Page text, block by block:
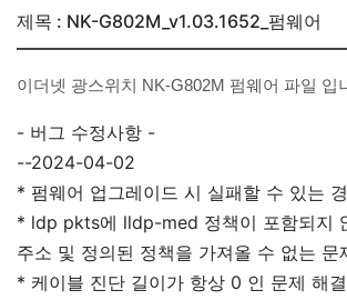
제목 : NK-G802M_v1.03.1652_펌웨어
이더넷 광스위치 NK-G802M 펌웨어 파일 입
- 버그 수정사항 -
--2024-04-02
* 펌웨어 업그레이드 시 실패할 수 있는
* ldp pkts에 lldp-med 정책이 포함되지
주소 및 정의된 정책을 가져올 수 없는 문
* 케이블 진단 길이가 항상 0 인 문제 해결